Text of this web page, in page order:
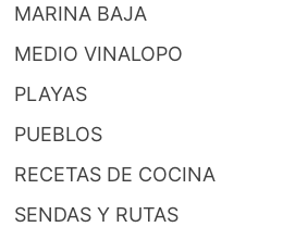
MARINA BAJA
MEDIO VINALOPO
PLAYAS
PUEBLOS
RECETAS DE COCINA
SENDAS Y RUTAS